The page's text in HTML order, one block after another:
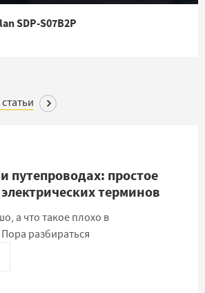
SDP-S07B2P
путепроводах: простое
терминов
а что такое плохо в
разбираться